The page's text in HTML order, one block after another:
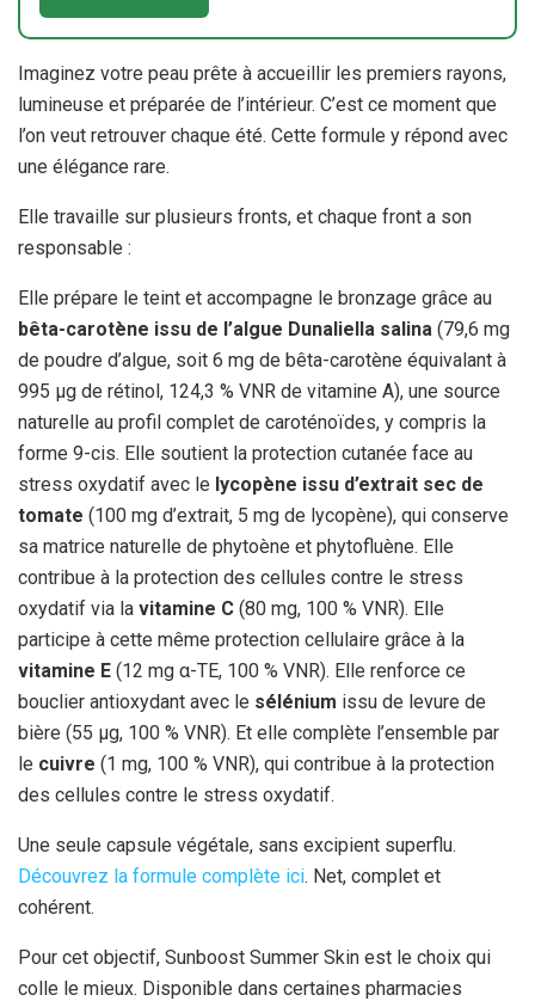
Imaginez votre peau prête à accueillir les premiers rayons,
lumineuse et préparée de l’intérieur. C’est ce moment que
l’on veut retrouver chaque été. Cette formule y répond avec
une élégance rare.
Elle travaille sur plusieurs fronts, et chaque front a son
responsable :
Elle prépare le teint et accompagne le bronzage grâce au
bêta-carotène issu de l’algue Dunaliella salina (79,6 mg
de poudre d’algue, soit 6 mg de bêta-carotène équivalant à
995 μg de rétinol, 124,3 % VNR de vitamine A), une source
naturelle au profil complet de caroténoïdes, y compris la
forme 9-cis. Elle soutient la protection cutanée face au
stress oxydatif avec le lycopène issu d’extrait sec de
tomate (100 mg d’extrait, 5 mg de lycopène), qui conserve
sa matrice naturelle de phytoène et phytofluène. Elle
contribue à la protection des cellules contre le stress
oxydatif via la vitamine C (80 mg, 100 % VNR). Elle
participe à cette même protection cellulaire grâce à la
vitamine E (12 mg α-TE, 100 % VNR). Elle renforce ce
bouclier antioxydant avec le sélénium issu de levure de
bière (55 μg, 100 % VNR). Et elle complète l’ensemble par
le cuivre (1 mg, 100 % VNR), qui contribue à la protection
des cellules contre le stress oxydatif.
Une seule capsule végétale, sans excipient superflu.
Découvrez la formule complète ici. Net, complet et
cohérent.
Pour cet objectif, Sunboost Summer Skin est le choix qui
colle le mieux. Disponible dans certaines pharmacies